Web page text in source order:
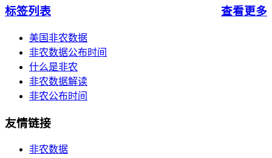
标签列表 查看更多
美国非农数据
非农数据公布时间
什么是非农
非农数据解读
非农公布时间
友情链接
非农数据